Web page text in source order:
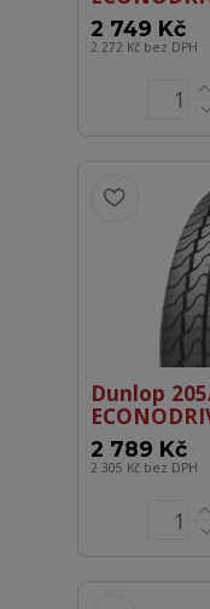
2 749 Kč
2 272 Kč bez DPH
Dunlop
2 789 Kč
2 305 Kč bez DPH